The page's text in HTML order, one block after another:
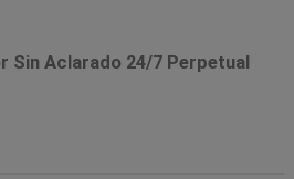
Sin Aclarado 24/7 Perpetual